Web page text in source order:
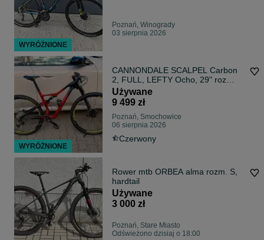
Poznań, Winogrady
03 sierpnia 2026
CANNONDALE SCALPEL Carbon
2, FULL, LEFTY Ocho, 29" roz
L(56) jak nowy!
Używane
9 499 zł
Poznań, Smochowice
06 sierpnia 2026
Czerwony
Rower mtb ORBEA alma rozm. S,
hardtail
Używane
3 000 zł
Poznań, Stare Miasto
Odświeżono dzisiaj o 18:00
WYRÓŻNIONE
WYRÓŻNIONE